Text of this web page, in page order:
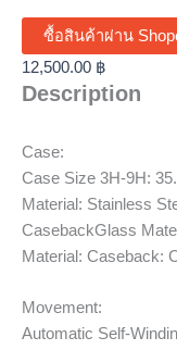
ซื้อสินค้าผ่าน
12,500.00 ฿
Description
Case:
Case Size 3H-9H:
Material: Stainless
CasebackGlass
Material: Caseback:
Movement:
Automatic Self-